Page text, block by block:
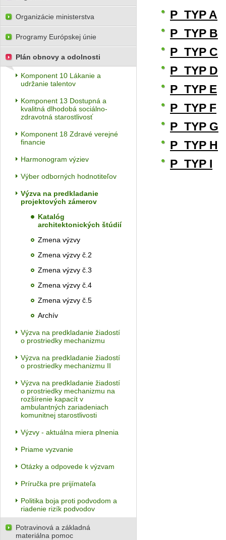
P_TYP A
P_TYP B
P_TYP C
P_TYP D
P_TYP E
P_TYP F
P_TYP G
P_TYP H
P_TYP I
Organizácie ministerstva
Programy Európskej únie
Plán obnovy a odolnosti
Komponent 10 Lákanie a
udržanie talentov
Komponent 13 Dostupná a
kvalitná dlhodobá sociálno-
zdravotná starostlivosť
Komponent 18 Zdravé verejné
financie
Harmonogram výziev
Výber odborných hodnotiteľov
Výzva na predkladanie
projektových zámerov
Katalóg
architektonických štúdií
Zmena výzvy
Zmena výzvy č.2
Zmena výzvy č.3
Zmena výzvy č.4
Zmena výzvy č.5
Archív
Výzva na predkladanie žiadostí
o prostriedky mechanizmu
Výzva na predkladanie žiadostí
o prostriedky mechanizmu II
Výzva na predkladanie žiadostí
o prostriedky mechanizmu na
rozšírenie kapacít v
ambulantných zariadeniach
komunitnej starostlivosti
Výzvy - aktuálna miera plnenia
Priame vyzvanie
Otázky a odpovede k výzvam
Príručka pre prijímateľa
Politika boja proti podvodom a
riadenie rizík podvodov
Potravinová a základná
materiálna pomoc